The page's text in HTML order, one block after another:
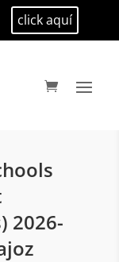
click aquí
2026-